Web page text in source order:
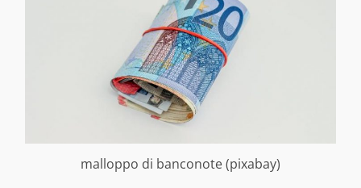
malloppo di banconote (pixabay)